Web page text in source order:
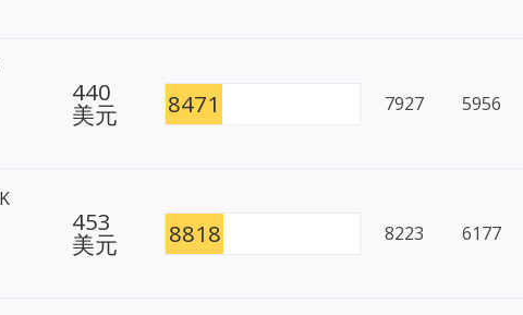
440
美元 8471 7927 5956
453
美元 8818 8223 6177